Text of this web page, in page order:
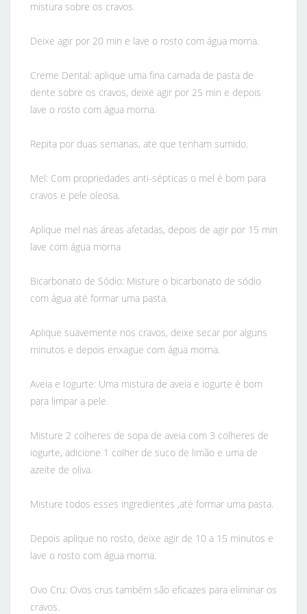
mistura sobre os cravos.
Deixe agir por 20 min e lave o rosto com água morna.
Creme Dental: aplique uma fina camada de pasta de
dente sobre os cravos, deixe agir por 25 min e depois
lave o rosto com água morna.
Repita por duas semanas, ate que tenham sumido.
Mel: Com propriedades anti-sépticas o mel é bom para
cravos e pele oleosa.
Aplique mel nas áreas afetadas, depois de agir por 15 min
lave com água morna
Bicarbonato de Sódio: Misture o bicarbonato de sódio
com água até formar uma pasta.
Aplique suavemente nos cravos, deixe secar por alguns
minutos e depois enxague com água morna.
Aveia e Iogurte: Uma mistura de aveia e iogurte é bom
para limpar a pele.
Misture 2 colheres de sopa de aveia com 3 colheres de
iogurte, adicione 1 colher de suco de limão e uma de
azeite de oliva.
Misture todos esses ingredientes ,até formar uma pasta.
Depois aplique no rosto, deixe agir de 10 a 15 minutos e
lave o rosto com água morna.
Ovo Cru: Ovos crus também são eficazes para eliminar os
cravos.